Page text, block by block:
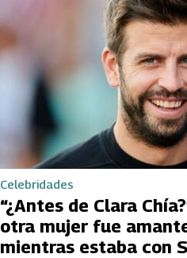
Celebridades
“¿Antes de Clara
otra mujer fue
mientras estaba con